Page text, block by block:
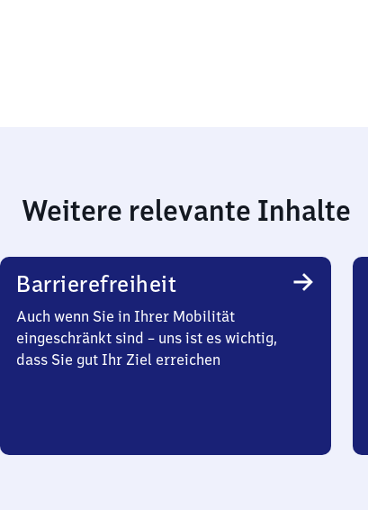
Weitere relevante Inhalte
Barrierefreiheit
Auch wenn Sie in Ihrer Mobilität
eingeschränkt sind – uns ist es wichtig,
dass Sie gut Ihr Ziel erreichen